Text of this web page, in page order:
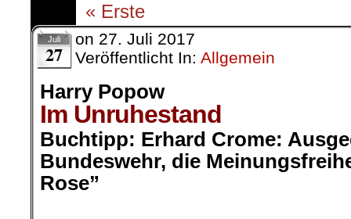
« Erste
Juli
27
on 27. Juli 2017
Veröffentlicht In: Allgemein
Harry Popow
Im Unruhestand
Buchtipp: Erhard Crome:
Bundeswehr, die
Rose”